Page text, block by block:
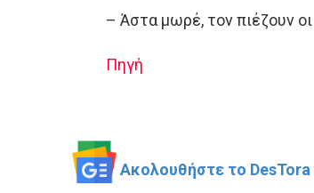
– Άστα μωρέ, τον πιέζουν
Πηγή
Ακολουθήστε το DesTora